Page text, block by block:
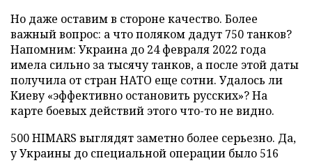
Но даже оставим в стороне качество. Более
важный вопрос: а что поляком дадут 750 танков?
Напомним: Украина до 24 февраля 2022 года
имела сильно за тысячу танков, а после этой даты
получила от стран НАТО еще сотни. Удалось ли
Киеву «эффективно остановить русских»? На
карте боевых действий этого что-то не видно.
500 HIMARS выглядят заметно более серьезно. Да,
у Украины до специальной операции было 516